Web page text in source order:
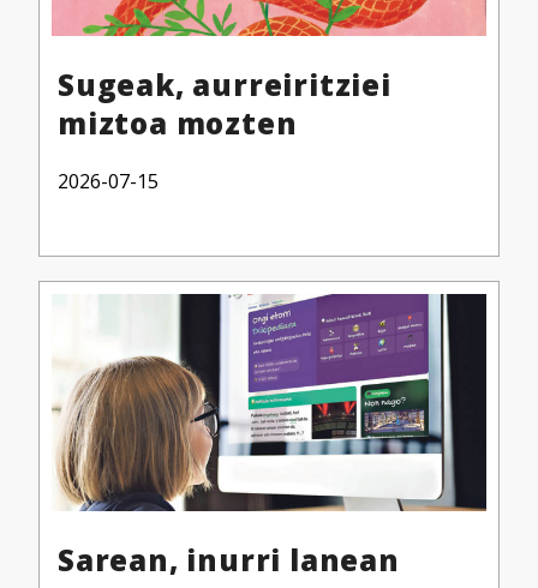
Sugeak, aurreiritziei
miztoa mozten
2026-07-15
Sarean, inurri lanean